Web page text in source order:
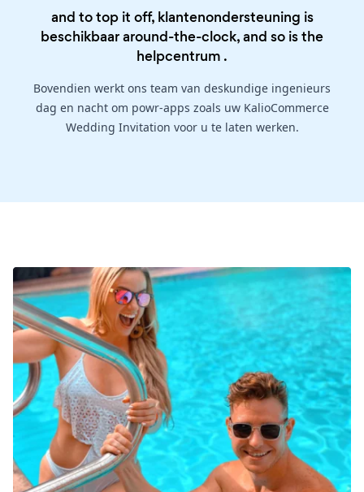
and to top it off, klantenondersteuning is
beschikbaar around-the-clock, and so is the
helpcentrum .
Bovendien werkt ons team van deskundige ingenieurs
dag en nacht om powr-apps zoals uw KalioCommerce
Wedding Invitation voor u te laten werken.